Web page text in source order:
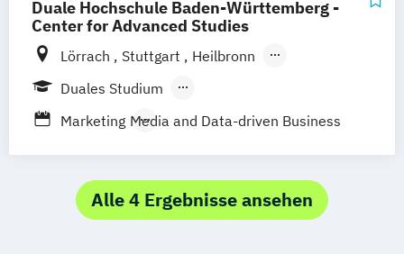
Business Management (Schwerpunkt
Marketing)
Medien und Marketing)
Duale Hochschule Baden-Württemberg -
Center for Advanced Studies
Lörrach Stuttgart
Heilbronn
Bad Mergentheim
Mosbach Ravensburg
Villingen-Schwenningen Horb am Neckar
Duales Studium
Berufsbegleitendes Präsenzstudium
Marketing Media and Data-driven Business
Alle 4 Ergebnisse ansehen